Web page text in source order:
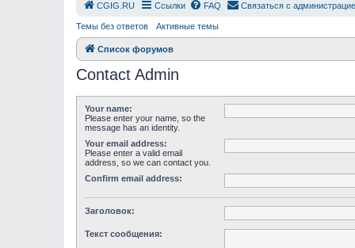
СGIG.RU Ссылки FAQ Связаться с
Темы без ответов Активные темы
Список форумов
Contact Admin
Your name:
Please enter your name, so the
message has an identity.
Your email address:
Please enter a valid email
address, so we can contact you.
Confirm email address:
Заголовок:
Текст сообщения: